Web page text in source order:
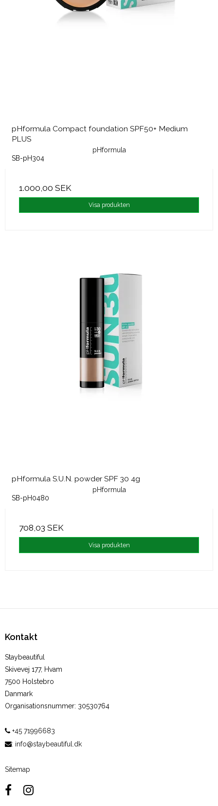
pHformula Compact foundation SPF50+ Medium
PLUS
pHformula
SB-pH304
1.000,00 SEK
Visa produkten
pHformula S.U.N. powder SPF 30 4g
pHformula
SB-pH0480
708,03 SEK
Visa produkten
Kontakt
Staybeautiful
Skivevej 177, Hvam
7500 Holstebro
Danmark
Organisationsnummer: 30530764
+45 71996683
: info@staybeautiful.dk
Sitemap